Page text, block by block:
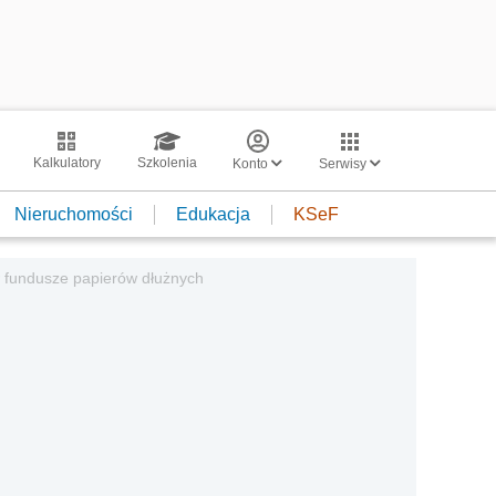
Kalkulatory Szkolenia Konto Serwisy
Nieruchomości Edukacja KSeF
papierów dłużnych